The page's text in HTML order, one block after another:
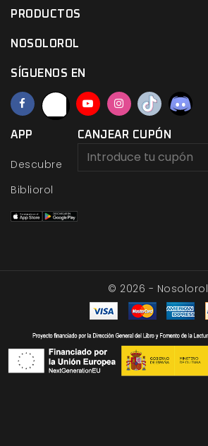
PRODUCTOS
NOSOLOROL
SÍGUENOS EN
APP
Descubre
Bibliorol
CANJEAR CUPÓN
© 2026 - Nosolorol